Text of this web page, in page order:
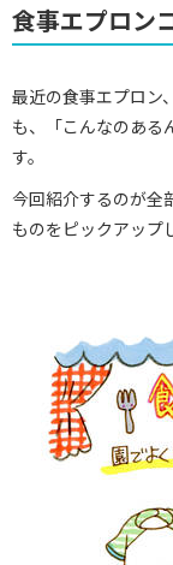
食事エプロン
最近の食事エプロン
も、「こんなのある
す。
今回紹介するのが全
ものをピックアップ